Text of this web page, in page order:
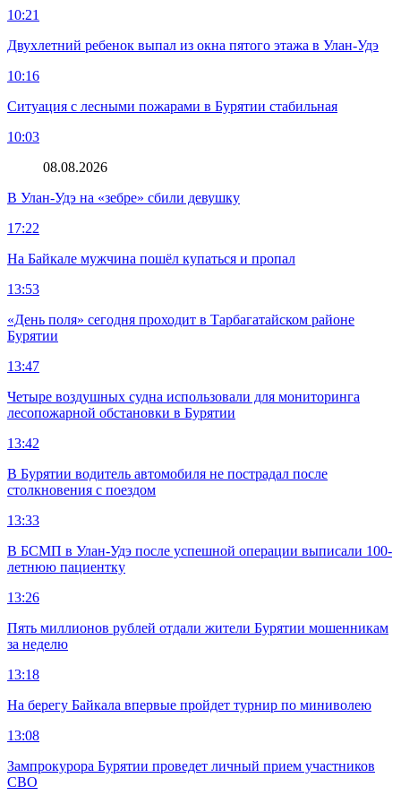
10:21
Двухлетний ребенок выпал из окна пятого этажа в Улан-Удэ
10:16
Ситуация с лесными пожарами в Бурятии стабильная
10:03
08.08.2026
В Улан-Удэ на «зебре» сбили девушку
17:22
На Байкале мужчина пошёл купаться и пропал
13:53
«День поля» сегодня проходит в Тарбагатайском районе
Бурятии
13:47
Четыре воздушных судна использовали для мониторинга
лесопожарной обстановки в Бурятии
13:42
В Бурятии водитель автомобиля не пострадал после
столкновения с поездом
13:33
В БСМП в Улан-Удэ после успешной операции выписали 100-
летнюю пациентку
13:26
Пять миллионов рублей отдали жители Бурятии мошенникам
за неделю
13:18
На берегу Байкала впервые пройдет турнир по миниволею
13:08
Зампрокурора Бурятии проведет личный прием участников
СВО